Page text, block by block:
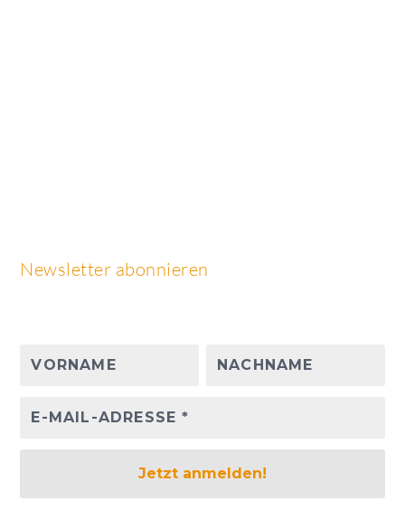
Newsletter abonnieren